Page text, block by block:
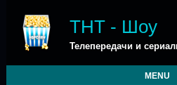
ТНТ - Шоу
Телепередачи и
MENU